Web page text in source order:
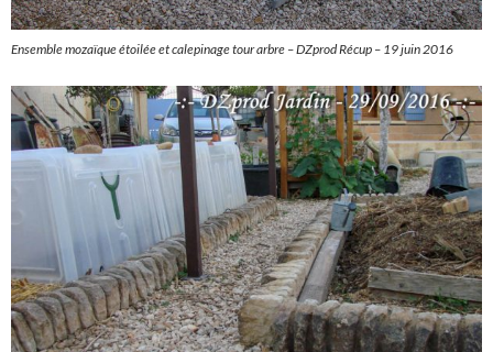
Ensemble mozaïque étoilée et calepinage tour arbre – DZprod Récup – 19 juin 2016